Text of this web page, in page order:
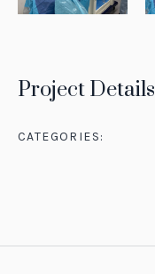
Project Details
CATEGORIES: